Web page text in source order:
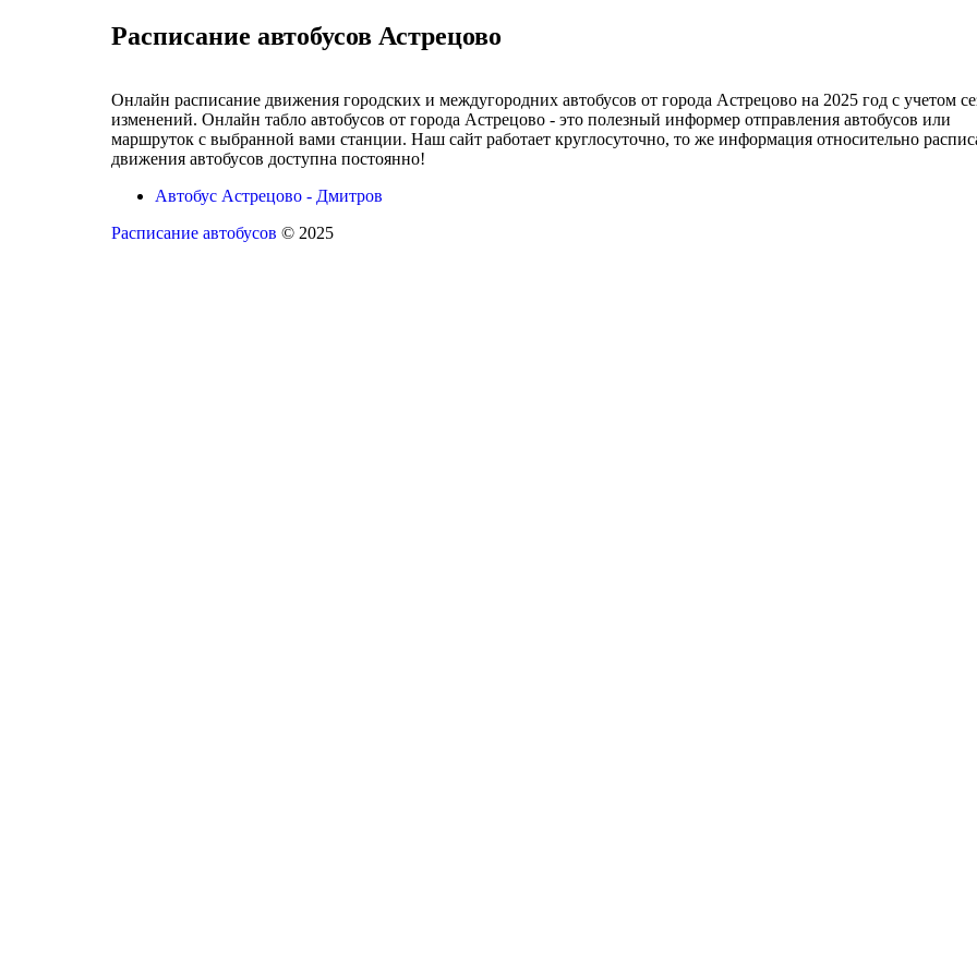
Расписание автобусов Астрецово
Онлайн расписание движения городских и междугородних автобусов от города Астрецово на 2025 год с учетом
изменений. Онлайн табло автобусов от города Астрецово - это полезный информер отправления автобусов или
маршруток с выбранной вами станции. Наш сайт работает круглосуточно, то же информация относительно
движения автобусов доступна постоянно!
Автобус Астрецово - Дмитров
Расписание автобусов © 2025